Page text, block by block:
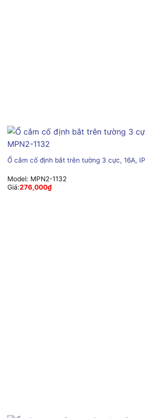
Ổ cắm cố định bắt trên tường 3 cực, 16A,
Model: MPN2-1132
Giá:276,000₫